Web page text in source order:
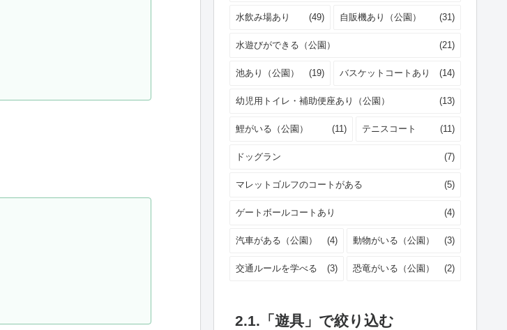
水飲み場あり (49) 自販機あり（公園） (31)
水遊びができる（公園） (21)
池あり（公園） (19) バスケットコートあり (14)
幼児用トイレ・補助便座あり（公園） (13)
鯉がいる（公園） (11) テニスコート (11)
ドッグラン (7)
マレットゴルフのコートがある (5)
ゲートボールコートあり (4)
汽車がある（公園） (4) 動物がいる（公園） (3)
交通ルールを学べる (3) 恐竜がいる（公園） (2)
2.1.「遊具」で絞り込む